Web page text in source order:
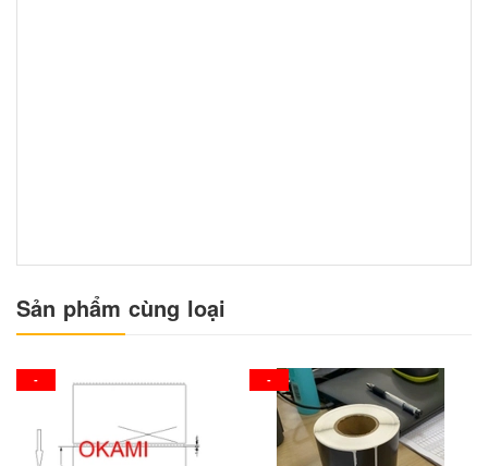
Sản phẩm cùng loại
- -